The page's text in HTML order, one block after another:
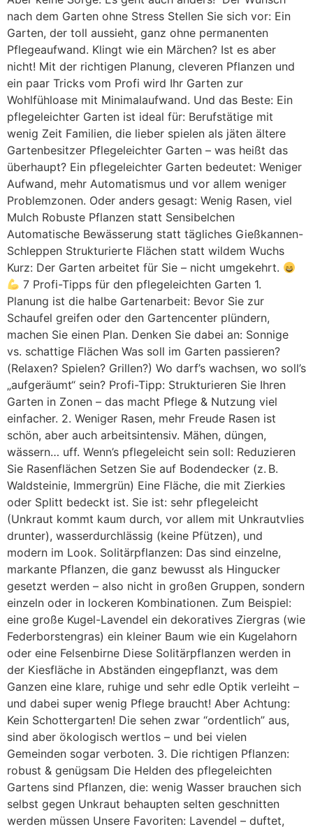
nach dem Garten ohne Stress Stellen Sie sich vor: Ein
Garten, der toll aussieht, ganz ohne permanenten
Pflegeaufwand. Klingt wie ein Märchen? Ist es aber
nicht! Mit der richtigen Planung, cleveren Pflanzen und
ein paar Tricks vom Profi wird Ihr Garten zur
Wohlfühloase mit Minimalaufwand. Und das Beste: Ein
pflegeleichter Garten ist ideal für: Berufstätige mit
wenig Zeit Familien, die lieber spielen als jäten ältere
Gartenbesitzer Pflegeleichter Garten – was heißt das
überhaupt? Ein pflegeleichter Garten bedeutet: Weniger
Aufwand, mehr Automatismus und vor allem weniger
Problemzonen. Oder anders gesagt: Wenig Rasen, viel
Mulch Robuste Pflanzen statt Sensibelchen
Automatische Bewässerung statt tägliches Gießkannen-
Schleppen Strukturierte Flächen statt wildem Wuchs
Kurz: Der Garten arbeitet für Sie – nicht umgekehrt.
7 Profi-Tipps für den pflegeleichten Garten 1.
Planung ist die halbe Gartenarbeit: Bevor Sie zur
Schaufel greifen oder den Gartencenter plündern,
machen Sie einen Plan. Denken Sie dabei an: Sonnige
vs. schattige Flächen Was soll im Garten passieren?
(Relaxen? Spielen? Grillen?) Wo darf’s wachsen, wo soll’s
„aufgeräumt“ sein? Profi-Tipp: Strukturieren Sie Ihren
Garten in Zonen – das macht Pflege & Nutzung viel
einfacher. 2. Weniger Rasen, mehr Freude Rasen ist
schön, aber auch arbeitsintensiv. Mähen, düngen,
wässern… uff. Wenn’s pflegeleicht sein soll: Reduzieren
Sie Rasenflächen Setzen Sie auf Bodendecker (z. B.
Waldsteinie, Immergrün) Eine Fläche, die mit Zierkies
oder Splitt bedeckt ist. Sie ist: sehr pflegeleicht
(Unkraut kommt kaum durch, vor allem mit Unkrautvlies
drunter), wasserdurchlässig (keine Pfützen), und
modern im Look. Solitärpflanzen: Das sind einzelne,
markante Pflanzen, die ganz bewusst als Hingucker
gesetzt werden – also nicht in großen Gruppen, sondern
einzeln oder in lockeren Kombinationen. Zum Beispiel:
eine große Kugel-Lavendel ein dekoratives Ziergras (wie
Federborstengras) ein kleiner Baum wie ein Kugelahorn
oder eine Felsenbirne Diese Solitärpflanzen werden in
der Kiesfläche in Abständen eingepflanzt, was dem
Ganzen eine klare, ruhige und sehr edle Optik verleiht –
und dabei super wenig Pflege braucht! Aber Achtung:
Kein Schottergarten! Die sehen zwar “ordentlich” aus,
sind aber ökologisch wertlos – und bei vielen
Gemeinden sogar verboten. 3. Die richtigen Pflanzen:
robust & genügsam Die Helden des pflegeleichten
Gartens sind Pflanzen, die: wenig Wasser brauchen sich
selbst gegen Unkraut behaupten selten geschnitten
werden müssen Unsere Favoriten: Lavendel – duftet,